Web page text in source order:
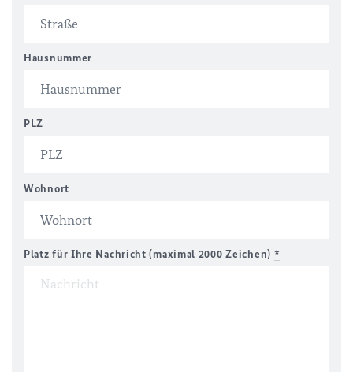
Hausnummer
PLZ
Wohnort
Platz für Ihre Nachricht (maximal 2000 Zeichen) *